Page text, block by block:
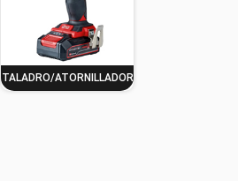
TALADRO/ATORNILLADOR